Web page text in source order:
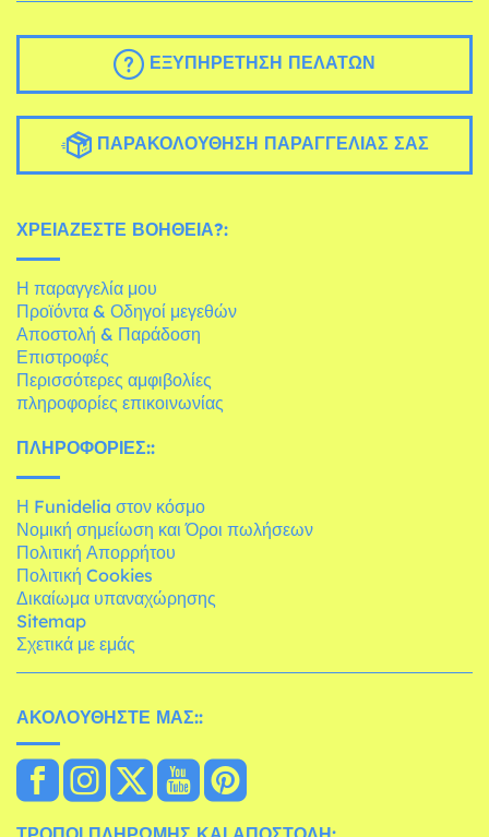
ΕΞΥΠΗΡΈΤΗΣΗ ΠΕΛΑΤΏΝ
ΠΑΡΑΚΟΛΟΎΘΗΣΗ ΠΑΡΑΓΓΕΛΊΑΣ ΣΑΣ
ΧΡΕΙΆΖΕΣΤΕ ΒΟΉΘΕΙΑ?:
Η παραγγελία μου
Προϊόντα & Οδηγοί μεγεθών
Αποστολή & Παράδοση
Επιστροφές
Περισσότερες αμφιβολίες
πληροφορίες επικοινωνίας
ΠΛΗΡΟΦΟΡΊΕΣ::
Η Funidelia στον κόσμο
Νομική σημείωση και Όροι πωλήσεων
Πολιτική Απορρήτου
Πολιτική Cookies
Δικαίωμα υπαναχώρησης
Sitemap
Σχετικά με εμάς
ΑΚΟΛΟΥΘΉΣΤΕ ΜΑΣ::